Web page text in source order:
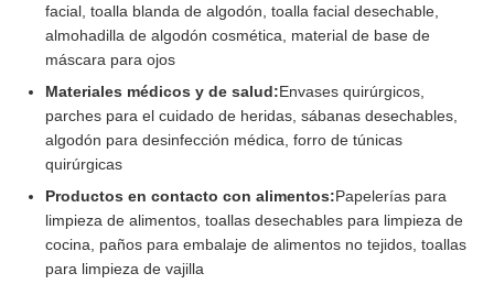
facial, toalla blanda de algodón, toalla facial desechable,
almohadilla de algodón cosmética, material de base de
máscara para ojos
Materiales médicos y de salud:Envases quirúrgicos,
parches para el cuidado de heridas, sábanas desechables,
algodón para desinfección médica, forro de túnicas
quirúrgicas
Productos en contacto con alimentos:Papelerías para
limpieza de alimentos, toallas desechables para limpieza de
cocina, paños para embalaje de alimentos no tejidos, toallas
para limpieza de vajilla